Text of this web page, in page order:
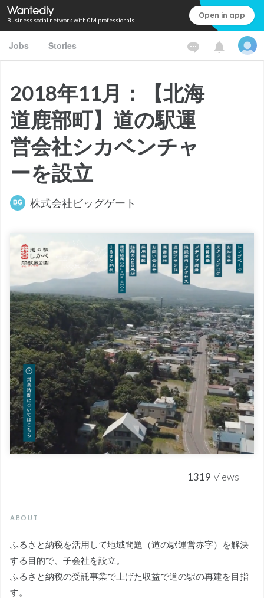
Business social network with 0M professionals Open in app
Jobs Stories
2018年11月：【北海
道鹿部町】道の駅運
営会社シカベンチャ
ーを設立
株式会社ビッグゲート
1319 views
ABOUT
ふるさと納税を活用して地域問題（道の駅運営赤字）を解決
する目的で、子会社を設立。
ふるさと納税の受託事業で上げた収益で道の駅の再建を目指
す。